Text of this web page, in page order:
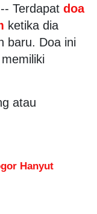
Terdapat doa
ketika dia
baru. Doa ini
atau
Hanyut